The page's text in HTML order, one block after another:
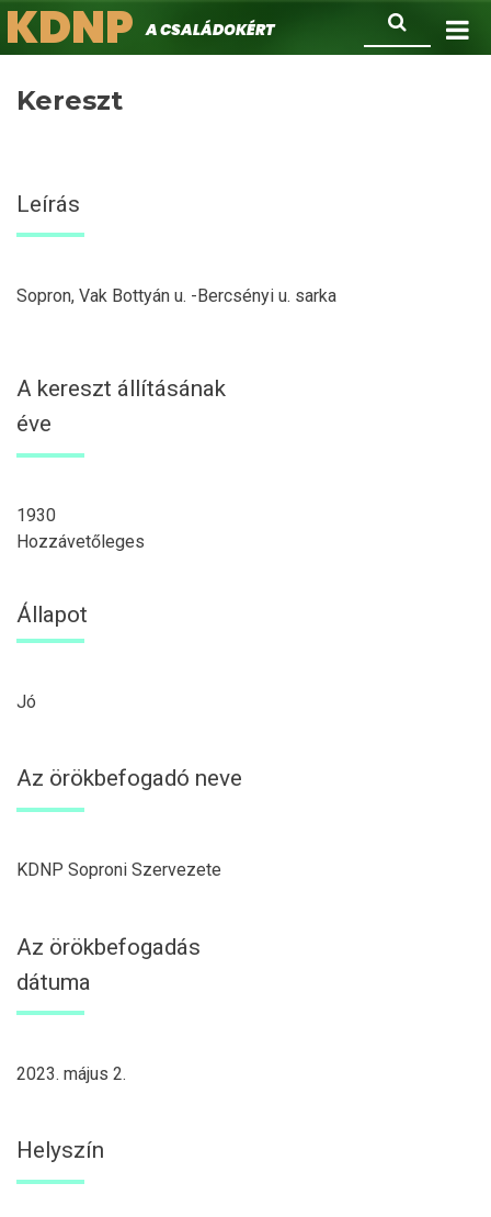
Ugrás
a
Keresés
KDNPA családokért.
Kereszt
Leírás
Sopron, Vak Bottyán u. -Bercsényi u. sarka
A kereszt állításának
éve
1930
Hozzávetőleges
Állapot
Jó
Az örökbefogadó neve
KDNP Soproni Szervezete
Az örökbefogadás
dátuma
2023. május 2.
Helyszín